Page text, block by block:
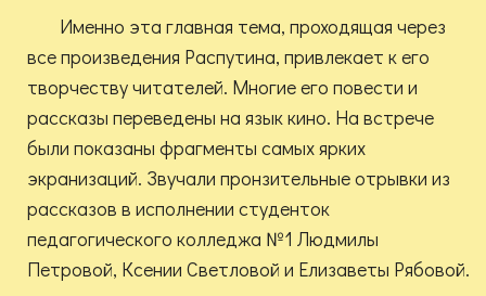
Именно эта главная тема, проходящая через
все произведения Распутина, привлекает к его
творчеству читателей. Многие его повести и
рассказы переведены на язык кино. На встрече
были показаны фрагменты самых ярких
экранизаций. Звучали пронзительные отрывки из
рассказов в исполнении студенток
педагогического колледжа №1 Людмилы
Петровой, Ксении Светловой и Елизаветы Рябовой.